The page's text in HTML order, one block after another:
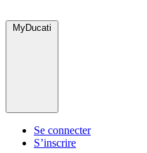
MyDucati
Se connecter
S’inscrire